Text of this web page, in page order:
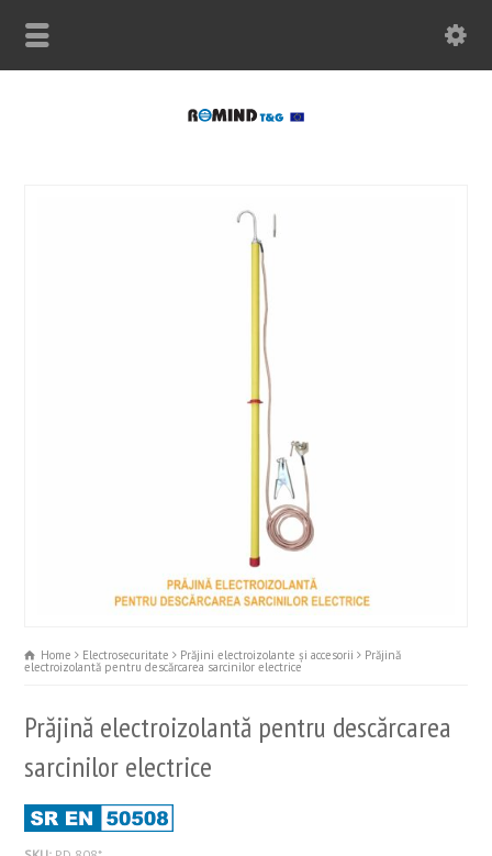
Home Electrosecuritate Prăjini electroizolante și accesorii Prăjină
electroizolantă pentru descărcarea sarcinilor electrice
Prăjină electroizolantă pentru descărcarea
sarcinilor electrice